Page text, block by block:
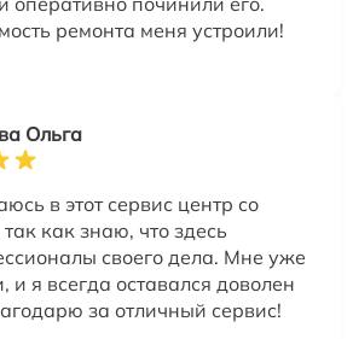
ремонта меня устроили!
Ольга
в этот сервис центр со
как знаю, что здесь
своего дела. Мне уже
и я всегда оставался доволен
за отличный сервис!